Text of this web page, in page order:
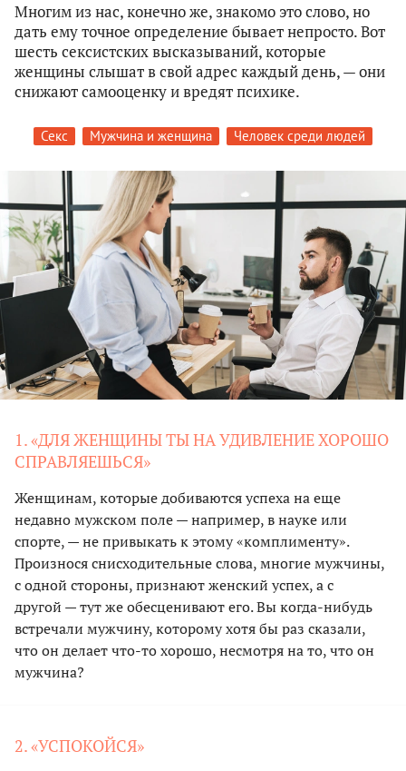
Многим из нас, конечно же, знакомо это слово, но
дать ему точное определение бывает непросто. Вот
шесть сексистских высказываний, которые
женщины слышат в свой адрес каждый день, — они
снижают самооценку и вредят психике.
Секс Мужчина и женщина Человек среди людей
1. «ДЛЯ ЖЕНЩИНЫ ТЫ НА УДИВЛЕНИЕ ХОРОШО
СПРАВЛЯЕШЬСЯ»
Женщинам, которые добиваются успеха на еще
недавно мужском поле — например, в науке или
спорте, — не привыкать к этому «комплименту».
Произнося снисходительные слова, многие мужчины,
с одной стороны, признают женский успех, а с
другой — тут же обесценивают его. Вы когда-нибудь
встречали мужчину, которому хотя бы раз сказали,
что он делает что-то хорошо, несмотря на то, что он
мужчина?
2. «УСПОКОЙСЯ»